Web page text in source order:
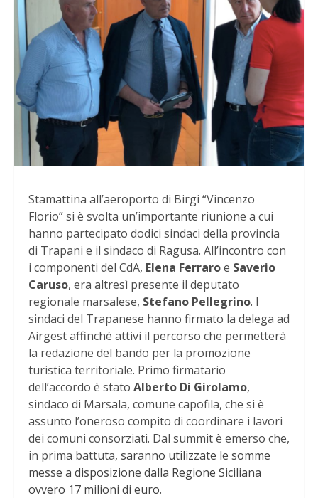
Stamattina all’aeroporto di Birgi “Vincenzo
Florio” si è svolta un’importante riunione a cui
hanno partecipato dodici sindaci della provincia
di Trapani e il sindaco di Ragusa. All’incontro con
i componenti del CdA, Elena Ferraroe Saverio
Caruso, era altresì presente il deputato
regionale marsalese, Stefano Pellegrino. I
sindaci del Trapanese hanno firmato la delega ad
Airgest affinché attivi il percorso che permetterà
la redazione del bando per la promozione
turistica territoriale. Primo firmatario
dell’accordo è stato Alberto Di Girolamo,
sindaco di Marsala, comune capofila, che si è
assunto l’oneroso compito di coordinare i lavori
dei comuni consorziati. Dal summit è emerso che,
in prima battuta, saranno utilizzate le somme
messe a disposizione dalla Regione Siciliana
ovvero 17 milioni di euro.